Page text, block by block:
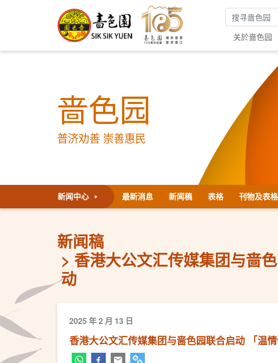
搜寻关键字
关於啬色园
啬色园
普济劝善 崇善惠民
新闻中心 最新消息 新闻稿 表格 刊物及表格
新闻稿
香港大公文汇传媒集团与啬
动
2025 年 2 月 13 日
香港大公文汇传媒集团与啬色园联合启动 「温